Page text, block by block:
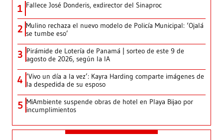
1 Fallece José Donderis, exdirector del Sinaproc
2 Mulino rechaza el nuevo modelo de Policía Municipal: ‘Ojalá
se tumbe eso’
3 Pirámide de Lotería de Panamá | sorteo de este 9 de
agosto de 2026, según la IA
4 ‘Vivo un día a la vez’: Kayra Harding comparte imágenes de
la despedida de su esposo
5 MiAmbiente suspende obras de hotel en Playa Bijao por
incumplimientos